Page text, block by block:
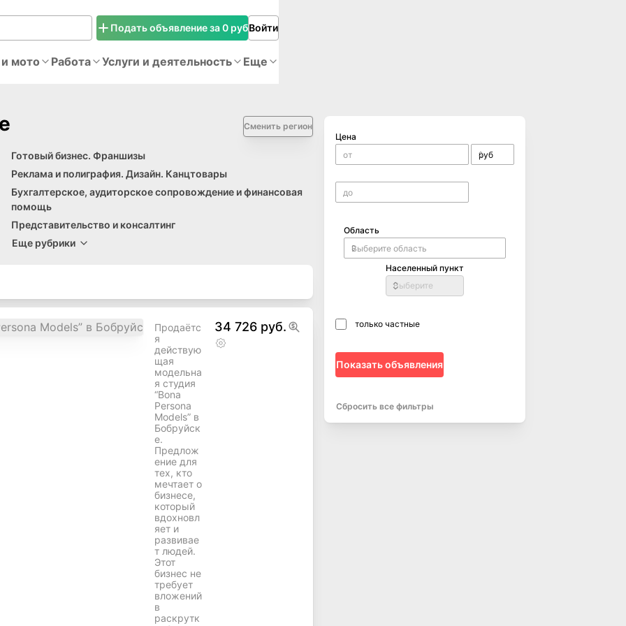
Подать объявление за 0 рубВойти
мото Работа Услуги и деятельность Еще
Сменить регион
Готовый бизнес. Франшизы
Реклама и полиграфия. Дизайн. Канцтовары
Бухгалтерское, аудиторское сопровождение и финансовая
помощь
Представительство и консалтинг
Еще рубрики
Продаётс
я
действую
щая
модельна
я студия
“Bona
Persona
Models” в
Бобруйск
е.
Предлож
ение для
тех, кто
мечтает о
бизнесе,
который
вдохновл
яет и
развивае
т людей.
Этот
бизнес не
требует
вложений
в
раскрутк
34 726 руб.
Цена
Область
Населенный пункт
Выберите
только частные
Показать объявления
Сбросить все фильтры